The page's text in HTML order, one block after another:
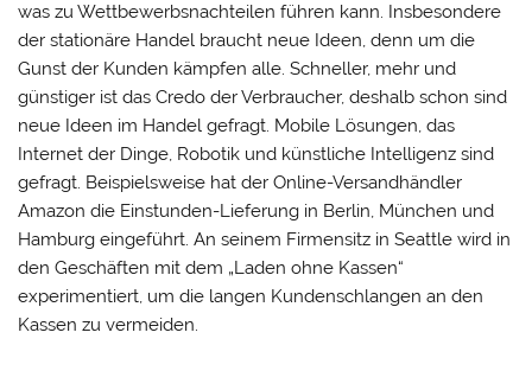
was zu Wettbewerbsnachteilen führen kann. Insbesondere
der stationäre Handel braucht neue Ideen, denn um die
Gunst der Kunden kämpfen alle. Schneller, mehr und
günstiger ist das Credo der Verbraucher, deshalb schon sind
neue Ideen im Handel gefragt. Mobile Lösungen, das
Internet der Dinge, Robotik und künstliche Intelligenz sind
gefragt. Beispielsweise hat der Online-Versandhändler
Amazon die Einstunden-Lieferung in Berlin, München und
Hamburg eingeführt. An seinem Firmensitz in Seattle wird in
den Geschäften mit dem „Laden ohne Kassen“
experimentiert, um die langen Kundenschlangen an den
Kassen zu vermeiden.